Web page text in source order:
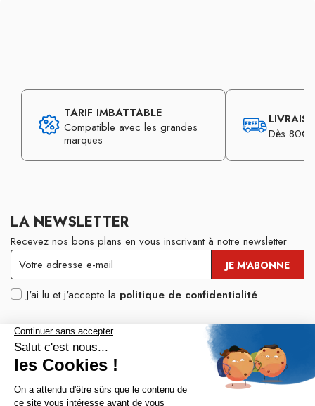
TARIF IMBATTABLE
Compatible avec les grandes
marques
Dès 80€
LA NEWSLETTER
Recevez nos bons plans en vous inscrivant à notre newsletter
J'ai lu et j'accepte la politique de confidentialité.
Route de la Centrale, ZI des